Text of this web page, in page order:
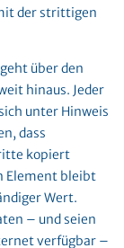
der strittigen
über den
hinaus. Jeder
unter Hinweis
dass
kopiert
Element bleibt
Wert.
– und seien
verfügbar –